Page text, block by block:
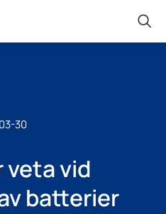
30
veta vid
batterier